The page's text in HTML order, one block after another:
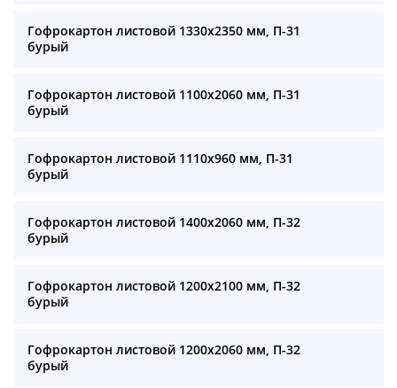
Гофрокартон листовой 1330х2350 мм, П-31
бурый
Гофрокартон листовой 1100х2060 мм, П-31
бурый
Гофрокартон листовой 1110х960 мм, П-31
бурый
Гофрокартон листовой 1400х2060 мм, П-32
бурый
Гофрокартон листовой 1200х2100 мм, П-32
бурый
Гофрокартон листовой 1200х2060 мм, П-32
бурый